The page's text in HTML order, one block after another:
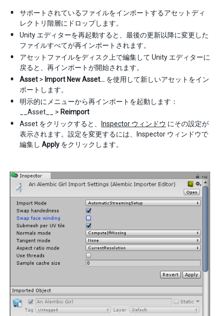
サポートされているファイルをインポートするアセットディ
レクトリ階層にドロップします。
Unity エディターを再起動すると、最後の更新以降に変更した
ファイルすべてが再インポートされます。
アセットファイルをディスク上で編集して Unity エディターに
戻ると、再インポートが開始されます。
Asset > Import New Asset… を使用して新しいアセットをイン
ポートします。
明示的にメニューから再インポートを起動します：
__Asset__ > Reimport
Asset をクリックすると、
Inspector ウィンドウ にその設定が
表示されます。設定を変更するには、Inspector ウィンドウで
編集し Apply をクリックします。